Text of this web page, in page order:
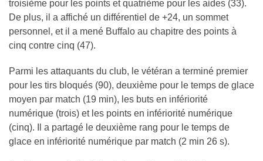
troisième pour les points et quatrième pour les aides (33).
De plus, il a affiché un différentiel de +24, un sommet
personnel, et il a mené Buffalo au chapitre des points à
cinq contre cinq (47).
Parmi les attaquants du club, le vétéran a terminé premier
pour les tirs bloqués (90), deuxième pour le temps de glace
moyen par match (19 min), les buts en infériorité
numérique (trois) et les points en infériorité numérique
(cinq). Il a partagé le deuxième rang pour le temps de
glace en infériorité numérique par match (2 min 26 s).